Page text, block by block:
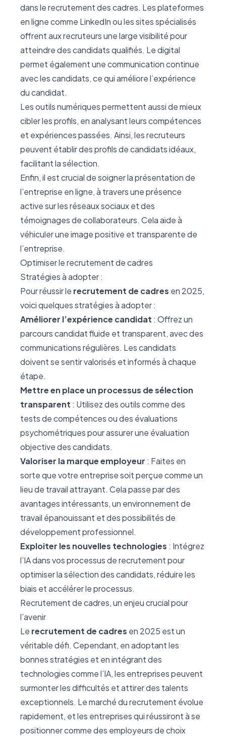
dans le recrutement des cadres. Les plateformes
en ligne comme LinkedIn ou les sites spécialisés
offrent aux recruteurs une large visibilité pour
atteindre des candidats qualifiés. Le digital
permet également une communication continue
avec les candidats, ce qui améliore l’expérience
du candidat.
Les outils numériques permettent aussi de mieux
cibler les profils, en analysant leurs compétences
et expériences passées. Ainsi, les recruteurs
peuvent établir des profils de candidats idéaux,
facilitant la sélection.
Enfin, il est crucial de soigner la présentation de
l’entreprise en ligne, à travers une présence
active sur les réseaux sociaux et des
témoignages de collaborateurs. Cela aide à
véhiculer une image positive et transparente de
l’entreprise.
Optimiser le recrutement de cadres
Stratégies à adopter :
Pour réussir le recrutement de cadres en 2025,
voici quelques stratégies à adopter :
Améliorer l’expérience candidat : Offrez un
parcours candidat fluide et transparent, avec des
communications régulières. Les candidats
doivent se sentir valorisés et informés à chaque
étape.
Mettre en place un processus de sélection
transparent : Utilisez des outils comme des
tests de compétences ou des évaluations
psychométriques pour assurer une évaluation
objective des candidats.
Valoriser la marque employeur : Faites en
sorte que votre entreprise soit perçue comme un
lieu de travail attrayant. Cela passe par des
avantages intéressants, un environnement de
travail épanouissant et des possibilités de
développement professionnel.
Exploiter les nouvelles technologies : Intégrez
l’IA dans vos processus de recrutement pour
optimiser la sélection des candidats, réduire les
biais et accélérer le processus.
Recrutement de cadres, un enjeu crucial pour
l’avenir
Le recrutement de cadres en 2025 est un
véritable défi. Cependant, en adoptant les
bonnes stratégies et en intégrant des
technologies comme l’IA, les entreprises peuvent
surmonter les difficultés et attirer des talents
exceptionnels. Le marché du recrutement évolue
rapidement, et les entreprises qui réussiront à se
positionner comme des employeurs de choix